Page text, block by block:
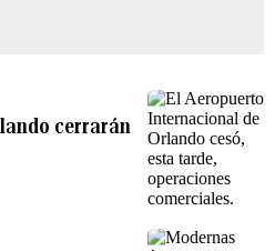
cerrarán